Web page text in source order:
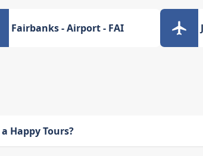
Fairbanks - Airport - FAI
Happy Tours?